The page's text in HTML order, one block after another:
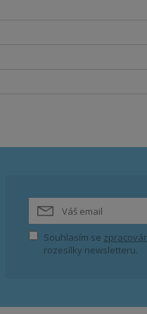
Souhlasím se
rozesílky newsletteru.